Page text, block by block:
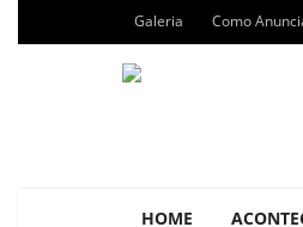
Galeria Como
HOME